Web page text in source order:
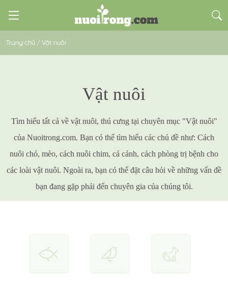
Trang chủ / Vật nuôi
Vật nuôi
Tìm hiểu tất cả về vật nuôi, thú cưng tại chuyên mục "Vật nuôi"
của Nuoitrong.com. Bạn có thể tìm hiểu các chủ đề như: Cách
nuôi chó, mèo, cách nuôi chim, cá cảnh, cách phòng trị bệnh cho
các loài vật nuôi. Ngoài ra, bạn có thể đặt câu hỏi về những vấn đề
bạn đang gặp phải đến chuyên gia của chúng tôi.